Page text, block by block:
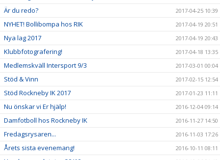
Är du redo? 2017-04-25 10:39
NYHET! Bollibompa hos RIK 2017-04-19 20:51
Nya lag 2017 2017-04-19 20:43
Klubbfotografering! 2017-04-18 13:35
Medlemskväll Intersport 9/3 2017-03-01 00:04
Stöd & Vinn 2017-02-15 12:54
Stöd Rockneby IK 2017 2017-01-23 11:11
Nu önskar vi Er hjälp! 2016-12-04 09:14
Damfotboll hos Rockneby IK 2016-11-27 14:50
Fredagsrysaren... 2016-11-03 17:26
Årets sista evenemang! 2016-10-11 08:11